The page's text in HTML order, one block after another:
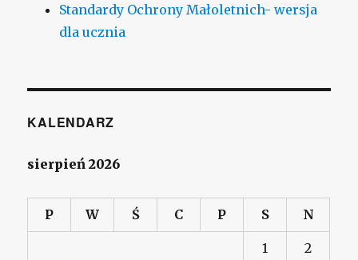
Standardy Ochrony Małoletnich- wersja
dla ucznia
KALENDARZ
sierpień 2026
P W Ś C P S N
1 2